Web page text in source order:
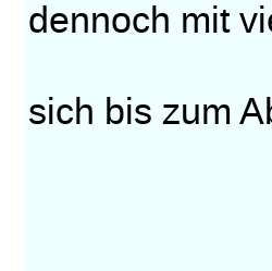
dennoch mit
sich bis zum